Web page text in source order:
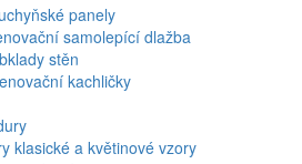
panely
samolepící dlažba
stěn
kachličky
klasické a květinové vzory